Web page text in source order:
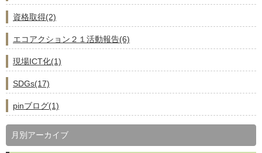
資格取得(2)
エコアクション２１活動報告(6)
現場ICT化(1)
SDGs(17)
pinブログ(1)
月別アーカイブ